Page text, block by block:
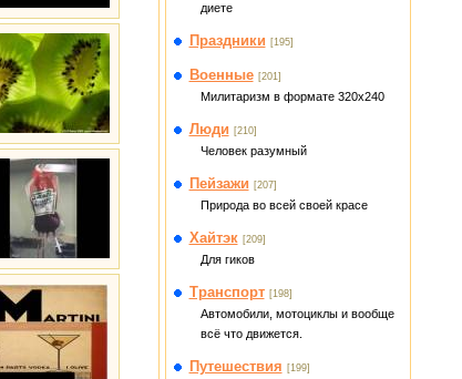
диете
Праздники [195]
Военные [201]
Милитаризм в формате 320x240
Люди [210]
Человек разумный
Пейзажи [207]
Природа во всей своей красе
Хайтэк [209]
Для гиков
Транспорт [198]
Автомобили, мотоциклы и вообще
всё что движется.
Путешествия [199]